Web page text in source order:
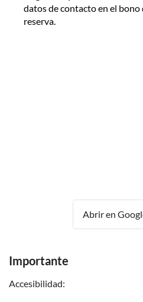
datos de contacto en el
reserva.
Abrir en
Importante
Accesibilidad: